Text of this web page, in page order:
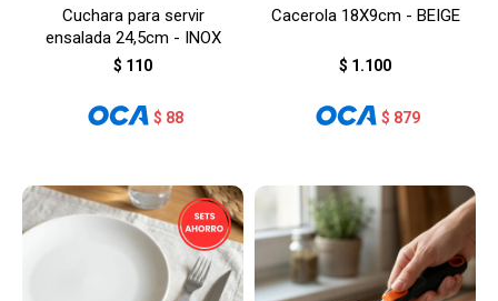
Cuchara para servir
ensalada 24,5cm - INOX
$ 110
$ 88
Cacerola 18X9cm - BEIGE
$ 1.100
$ 879